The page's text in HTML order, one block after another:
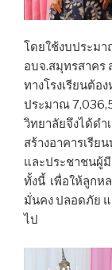
โดยใช้งบประมา
อบจ.สมุทรสาคร
ทางโรงเรียนต้อ
ประมาณ
วิทยาลัยจึงได้ด
สร้างอาคารเรีย
และประชาชนผู้
ทั้งนี้ เพื่อให้ลูกห
มั่นคง ปลอดภัย
ไป